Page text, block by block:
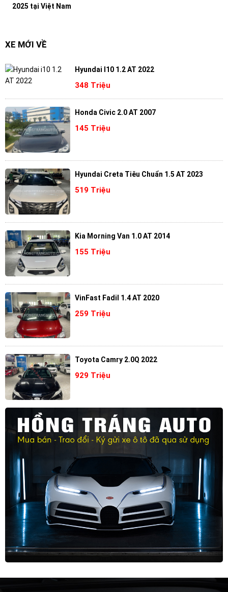
2025 tại Việt Nam
XE MỚI VỀ
Hyundai I10 1.2 AT 2022
348 Triệu
Honda Civic 2.0 AT 2007
145 Triệu
Hyundai Creta Tiêu Chuẩn 1.5 AT 2023
519 Triệu
Kia Morning Van 1.0 AT 2014
155 Triệu
VinFast Fadil 1.4 AT 2020
259 Triệu
Toyota Camry 2.0Q 2022
929 Triệu